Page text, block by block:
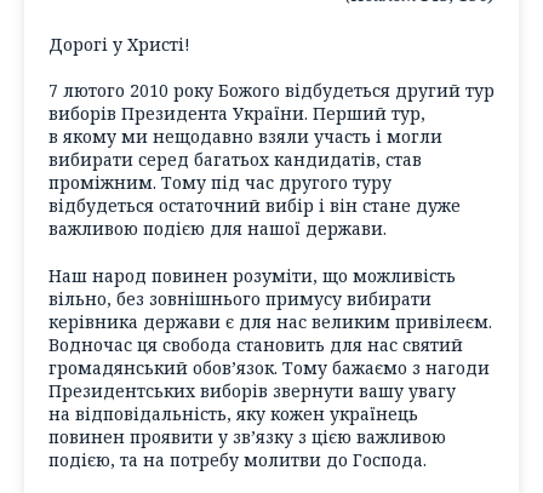
Дорогі у Христі!
7 лютого 2010 року Божого відбудеться другий тур
виборів Президента України. Перший тур,
в якому ми нещодавно взяли участь і могли
вибирати серед багатьох кандидатів, став
проміжним. Тому під час другого туру
відбудеться остаточний вибір і він стане дуже
важливою подією для нашої держави.
Наш народ повинен розуміти, що можливість
вільно, без зовнішнього примусу вибирати
керівника держави є для нас великим привілеєм.
Водночас ця свобода становить для нас святий
громадянський обов’язок. Тому бажаємо з нагоди
Президентських виборів звернути вашу увагу
на відповідальність, яку кожен українець
повинен проявити у зв’язку з цією важливою
подією, та на потребу молитви до Господа.